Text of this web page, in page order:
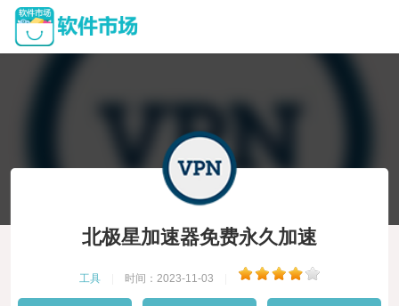
北极星加速器免费永久加速
工具 时间：2023-11-03